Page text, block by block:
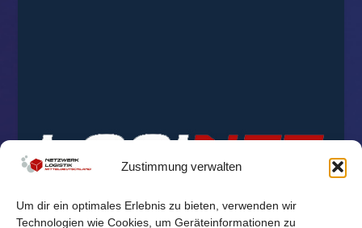
Zustimmung verwalten
Um dir ein optimales Erlebnis zu bieten, verwenden wir
Technologien wie Cookies, um Geräteinformationen zu